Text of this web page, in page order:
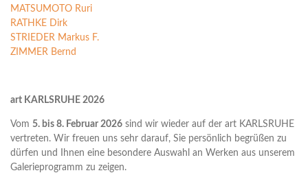
MATSUMOTO Ruri
RATHKE Dirk
STRIEDER Markus F.
ZIMMER Bernd
art KARLSRUHE 2026
Vom 5. bis 8. Februar 2026 sind wir wieder auf der art KARLSRUHE
vertreten. Wir freuen uns sehr darauf, Sie persönlich begrüßen zu
dürfen und Ihnen eine besondere Auswahl an Werken aus unserem
Galerieprogramm zu zeigen.